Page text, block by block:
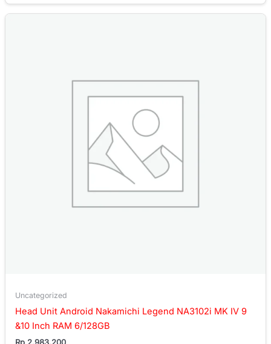
Uncategorized
Head Unit Android Nakamichi Legend NA3102i MK IV 9
&10 Inch RAM 6/128GB